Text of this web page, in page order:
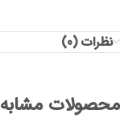
نظرات (0)
محصولات مشابه